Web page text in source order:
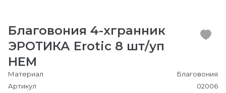
Благовония 4-хгранник
ЭРОТИКА Erotic 8 шт/уп
HEM
Материал
Благовония
Артикул
02006